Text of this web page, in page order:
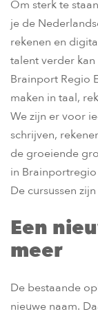
Om sterk te
je de
rekenen en
talent verder
Brainport Regio
maken in taal,
We zijn er voor
schrijven,
de groeiende
in
De cursussen
Een
meer
De bestaande
nieuwe naam.